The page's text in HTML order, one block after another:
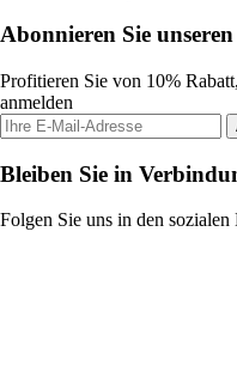
Abonnieren Sie
Profitieren Sie von 10%
anmelden
Bleiben Sie in
Folgen Sie uns in den